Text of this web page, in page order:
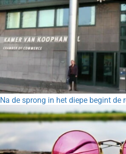
Na de sprong in het diepe begint de